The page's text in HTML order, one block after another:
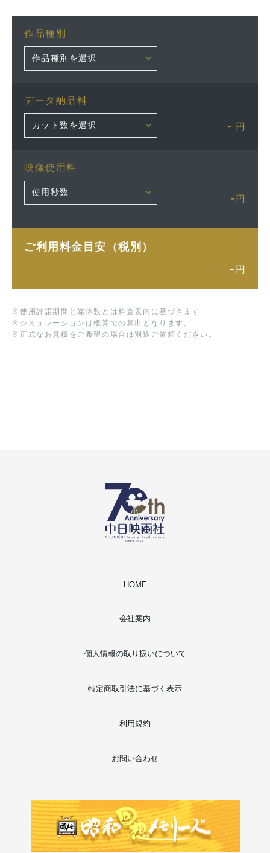
作品種別
データ納品料
- 円
映像使用料
- 円
ご利用料金目安（税別）
- 円
※ 使用許諾期間と媒体数とは料金表内に基づきます
※ シミュレーションは概算での算出となります。
※ 正式なお見積をご希望の場合は別途ご依頼ください。
HOME
会社案内
個人情報の取り扱いについて
特定商取引法に基づく表示
利用規約
お問い合わせ